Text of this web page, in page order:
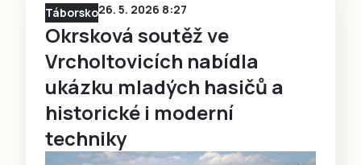
Táborsko26. 5. 2026 8:27
Okrsková soutěž ve
Vrcholtovicích nabídla
ukázku mladých hasičů a
historické i moderní
techniky